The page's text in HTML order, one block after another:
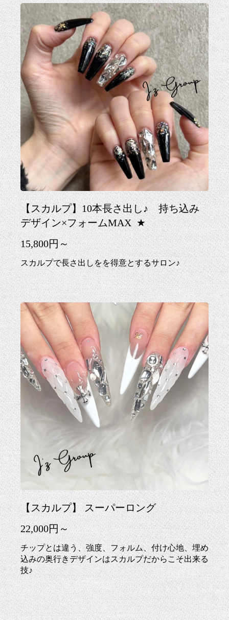
【スカルプ】10本長さ出し♪ 持ち込み
デザイン×フォームMAX ★
15,800円～
スカルプで長さ出しをを得意とするサロン♪
【スカルプ】 スーパーロング
22,000円～
チップとは違う、強度、フォルム、付け心地、埋め
込みの奥行きデザインはスカルプだからこそ出来る
技♪